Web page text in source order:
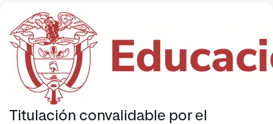
Titulación convalidable por el